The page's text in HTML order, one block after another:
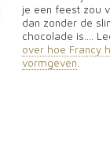
je een feest zou
dan zonder de
chocolade is....
over hoe Francy
vormgeven